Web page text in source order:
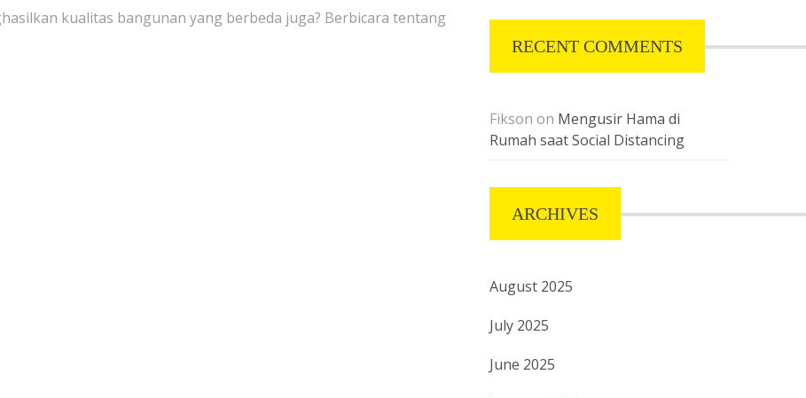
kualitas bangunan yang berbeda juga? Berbicara tentang
RECENT COMMENTS
Fikson on Mengusir Hama di
Rumah saat Social Distancing
ARCHIVES
August 2025
July 2025
June 2025